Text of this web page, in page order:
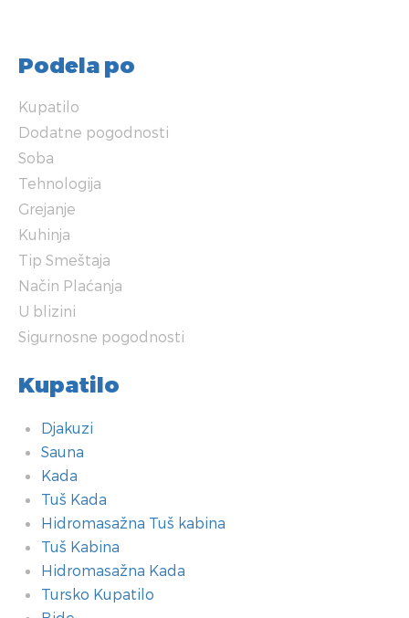
Podela po
Kupatilo
Dodatne pogodnosti
Soba
Tehnologija
Grejanje
Kuhinja
Tip Smeštaja
Način Plaćanja
U blizini
Sigurnosne pogodnosti
Kupatilo
Djakuzi
Sauna
Kada
Tuš Kada
Hidromasažna Tuš kabina
Tuš Kabina
Hidromasažna Kada
Tursko Kupatilo